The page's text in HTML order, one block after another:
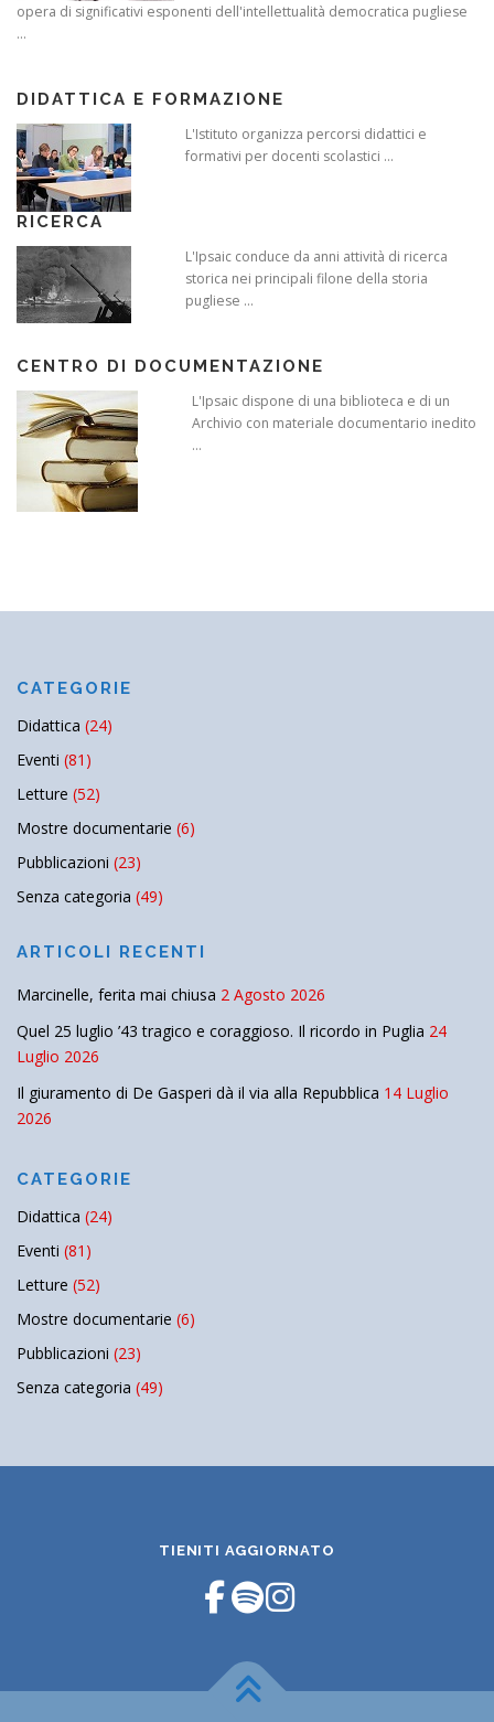
opera di significativi esponenti dell'intellettualità democratica pugliese
...
DIDATTICA E FORMAZIONE
L'Istituto organizza percorsi didattici e
formativi per docenti scolastici ...
RICERCA
L'Ipsaic conduce da anni attività di ricerca
storica nei principali filone della storia
pugliese ...
CENTRO DI DOCUMENTAZIONE
L'Ipsaic dispone di una biblioteca e di un
Archivio con materiale documentario inedito
...
CATEGORIE
Didattica (24)
Eventi (81)
Letture (52)
Mostre documentarie (6)
Pubblicazioni (23)
Senza categoria (49)
ARTICOLI RECENTI
Marcinelle, ferita mai chiusa 2 Agosto 2026
Quel 25 luglio ’43 tragico e coraggioso. Il ricordo in Puglia 24
Luglio 2026
Il giuramento di De Gasperi dà il via alla Repubblica 14 Luglio
2026
CATEGORIE
Didattica (24)
Eventi (81)
Letture (52)
Mostre documentarie (6)
Pubblicazioni (23)
Senza categoria (49)
TIENITI AGGIORNATO